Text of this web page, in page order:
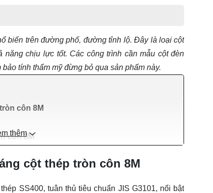
biến trên đường phố, đường tỉnh lộ. Đây là loại cột
năng chịu lực tốt. Các công trình cầnmẫu cột đèn
tính thẩm mỹ đừng bỏ qua sản phẩm này.
côn 8M
côn 8M
thêm
cột thép tròn côn 8M
SS400, tuân thủ tiêu chuẩn JIS G3101, nổi bật